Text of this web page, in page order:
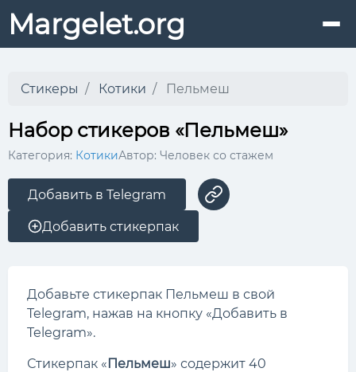
Margelet.org
Стикеры Котики Пельмеш
Набор стикеров «Пельмеш»
Категория: КотикиАвтор: Человек со стажем
Добавить в Telegram
Добавить стикерпак
Добавьте стикерпак Пельмеш в свой
Telegram, нажав на кнопку «Добавить в
Telegram».
Стикерпак «Пельмеш» содержит 40